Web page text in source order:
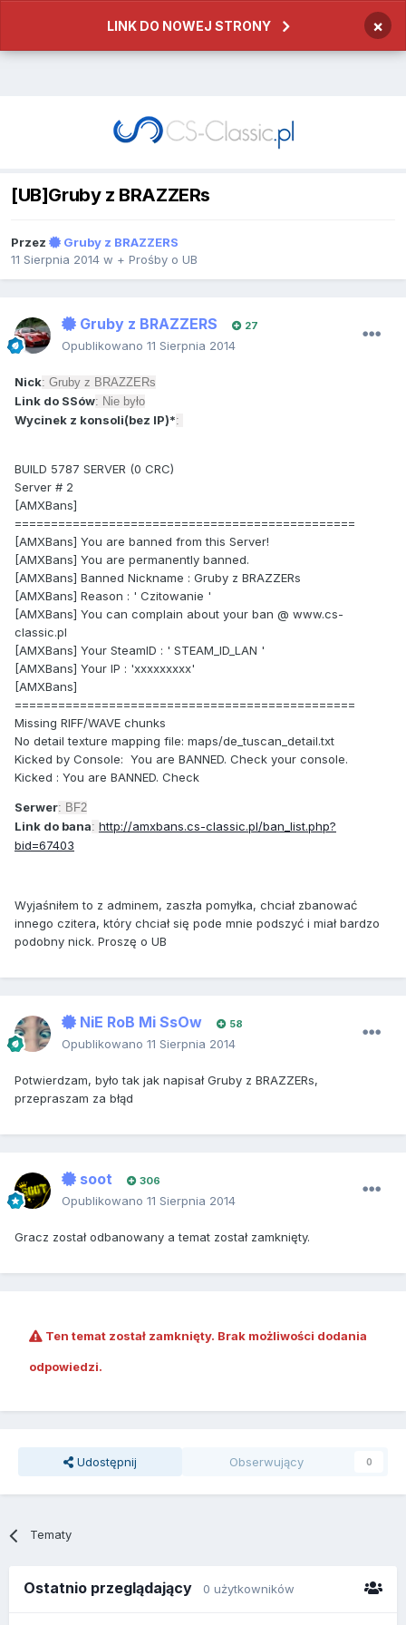
LINK DO NOWEJ STRONY ×
[UB]Gruby z BRAZZERs
Przez
Gruby z BRAZZERS
11 Sierpnia 2014 w + Prośby o UB
Gruby z BRAZZERS 27
Opublikowano 11 Sierpnia 2014
Nick: Gruby z BRAZZERs
Link do SSów: Nie było
Wycinek z konsoli(bez IP)*:
BUILD 5787 SERVER (0 CRC)
Server # 2
[AMXBans]
===============================================
[AMXBans] You are banned from this Server!
[AMXBans] You are permanently banned.
[AMXBans] Banned Nickname : Gruby z BRAZZERs
[AMXBans] Reason : ' Czitowanie '
[AMXBans] You can complain about your ban @ www.cs-
classic.pl
[AMXBans] Your SteamID : ' STEAM_ID_LAN '
[AMXBans] Your IP : 'xxxxxxxxx'
[AMXBans]
===============================================
Missing RIFF/WAVE chunks
No detail texture mapping file: maps/de_tuscan_detail.txt
Kicked by Console: You are BANNED. Check your console.
Kicked : You are BANNED. Check
Serwer: BF2
Link do bana: http://amxbans.cs-classic.pl/ban_list.php?
bid=67403
Wyjaśniłem to z adminem, zaszła pomyłka, chciał zbanować
innego czitera, który chciał się pode mnie podszyć i miał bardzo
podobny nick. Proszę o UB
NiE RoB Mi SsOw 58
Opublikowano 11 Sierpnia 2014
Potwierdzam, było tak jak napisał Gruby z BRAZZERs,
przepraszam za błąd
soot 306
Opublikowano 11 Sierpnia 2014
Gracz został odbanowany a temat został zamknięty.
Ten temat został zamknięty. Brak możliwości dodania
odpowiedzi.
Udostępnij Obserwujący 0
Tematy
Ostatnio przeglądający 0 użytkowników